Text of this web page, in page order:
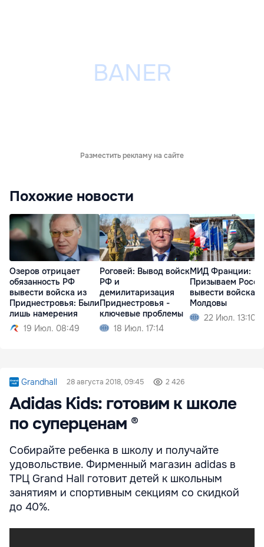
Разместить рекламу на сайте
Похожие новости
Озеров отрицает
обязанность РФ
вывести войска из
Приднестровья: Были
лишь намерения
19 Июл. 08:49
Роговей: Вывод войск
РФ и
демилитаризация
Приднестровья -
ключевые проблемы
18 Июл. 17:14
МИД Франции:
Призываем
вывести войска
Молдовы
22 Июл. 13:10
Grandhall 28 августа 2018, 09:45 2 426
Adidas Kids: готовим к школе
по суперценам ®
Собирайте ребенка в школу и получайте
удовольствие. Фирменный магазин adidas в
ТРЦ Grand Hall готовит детей к школьным
занятиям и спортивным секциям со скидкой
до 40%.